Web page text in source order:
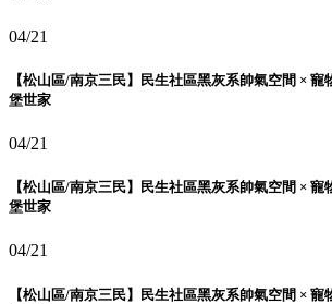
04/21
【松山區/南京三民】民生社區黑灰系帥氣空間 ×
堡世家
04/21
【松山區/南京三民】民生社區黑灰系帥氣空間 ×
堡世家
04/21
【松山區/南京三民】民生社區黑灰系帥氣空間 ×